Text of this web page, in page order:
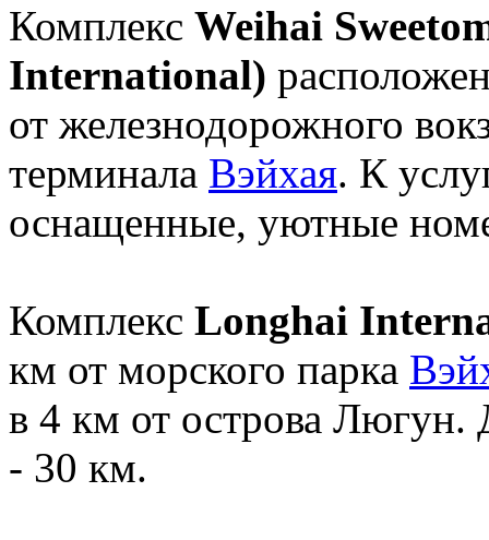
Комплекс Weihai
International)
от железнодорожного
терминала Вэйхая. К
оснащенные, уютные
Комплекс Longhai
км от морского парка
в 4 км от острова
- 30 км.